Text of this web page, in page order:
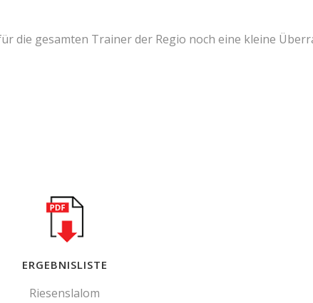
die gesamten Trainer der Regio noch eine kleine
ERGEBNISLISTE
Riesenslalom